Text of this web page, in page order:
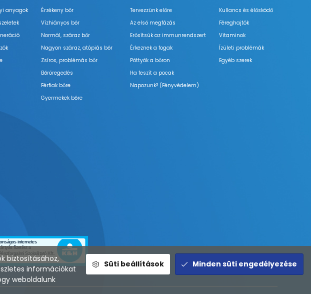
anyagok
Érzékeny bőr
Vízhiányos bőr
Normál, száraz bőr
Nagyon száraz, atópiás bőr
Zsíros, problémás bőr
Bőröregedés
Férfiak bőre
Gyermekek bőre
Tervezzünk előre
Az első megfázás
Erősítsük az immunrendszert
Érkeznek a fogak
Pöttyök a bőron
Ha feszít a pocak
Napozunk? (Fényvédelem)
Kullancs és élősködő
Féreghajtók
Vitaminok
Ízületi problémák
Egyéb szerek
Süti beállítások Minden süti engedélyezése
biztosításához,
információkat
weboldalunk